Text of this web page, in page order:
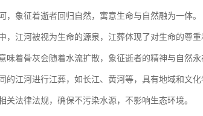
，象征着逝者回归自然，寓意生命与自然融为一体。
，江河被视为生命的源泉，江葬体现了对生命的尊重
味着骨灰会随着水流扩散，象征逝者的精神与自然永
的江河进行江葬，如长江、黄河等，具有地域和文化
关法律法规，确保不污染水源，不影响生态环境。